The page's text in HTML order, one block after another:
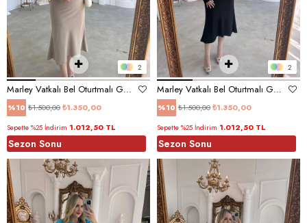
2
Marley Vatkalı Bel Oturtmalı Gold Düğme Detaylı Bej Elbise
%10 ₺1.350,00
₺1.500,00
Sepette %25 İndirim 1.012,50 TL
Sezon Sonu
2
Marley Vatkalı Bel Oturtmalı Gold Düğme Detaylı Siyah Elbise
%10 ₺1.350,00
₺1.500,00
Sepette %25 İndirim 1.012,50 TL
Sezon Sonu